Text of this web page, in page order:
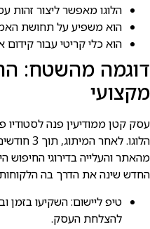
הלוגו מאפשר ליצור זהות
הוא משפיע על תחושת
הוא כלי קריטי עבור קידום
דוגמה מהשטח:
מקצועי
עסק קטן ממודיעין פנה לסטודיו
מהאתר והעלייה בדירוגי החיפוש
החדש שינה את הדרך בה הלקוחות
טיפ ליישום: השקיעו בזמן
להצלחת העסק.